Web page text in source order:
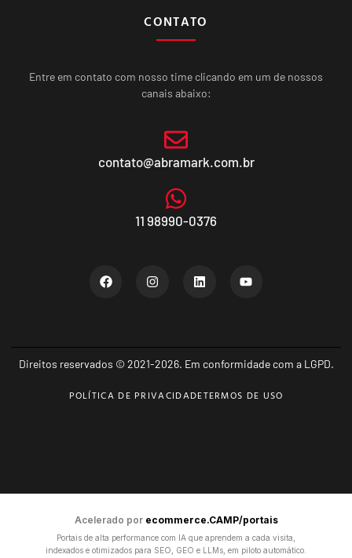
CONTATO
Entre em contato com nosso time clicando em um de nossos
canais abaixo:
contato@abramark.com.br
11 98990-0376
Direitos reservados © 2021-2026. Em conformidade com a LGPD.
POLÍTICA DE PRIVACIDADETERMOS DE USO
Acelerado por ecommerce.CAMP/portais
Portais de alta performance com IA que aprendem a cada visita,
indexados e otimizados para SEO, GEO e LLMs, em piloto automático.